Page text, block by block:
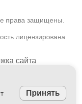
права защищены.
лицензирована
сайта
данных
офертой
Принять